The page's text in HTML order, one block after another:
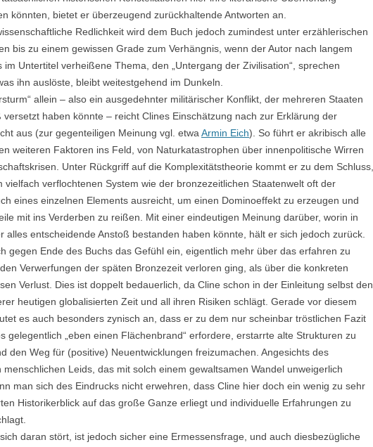
könnten, bietet er überzeugend zurückhaltende Antworten an.
Redlichkeit wird dem Buch jedoch zumindest unter erzählerischen
bis zu einem gewissen Grade zum Verhängnis, wenn der Autor nach langem
im Untertitel verheißene Thema, den „Untergang der Zivilisation“, sprechen
ihn auslöste, bleibt weitestgehend im Dunkeln.
allein – also ein ausgedehnter militärischer Konflikt, der mehreren Staaten
versetzt haben könnte – reicht Clines Einschätzung nach zur Erklärung der
aus (zur gegenteiligen Meinung vgl. etwa Armin Eich). So führt er akribisch alle
weiteren Faktoren ins Feld, von Naturkatastrophen über innenpolitische Wirren
Unter Rückgriff auf die Komplexitätstheorie kommt er zu dem Schluss,
vielfach verflochtenen System wie der bronzezeitlichen Staatenwelt oft der
eines einzelnen Elements ausreicht, um einen Dominoeffekt zu erzeugen und
mit ins Verderben zu reißen. Mit einer eindeutigen Meinung darüber, worin in
alles entscheidende Anstoß bestanden haben könnte, hält er sich jedoch zurück.
gegen Ende des Buchs das Gefühl ein, eigentlich mehr über das erfahren zu
Verwerfungen der späten Bronzezeit verloren ging, als über die konkreten
Verlust. Dies ist doppelt bedauerlich, da Cline schon in der Einleitung selbst den
heutigen globalisierten Zeit und all ihren Risiken schlägt. Gerade vor diesem
es auch besonders zynisch an, dass er zu dem nur scheinbar tröstlichen Fazit
gelegentlich „eben einen Flächenbrand“ erfordere, erstarrte alte Strukturen zu
den Weg für (positive) Neuentwicklungen freizumachen. Angesichts des
menschlichen Leids, das mit solch einem gewaltsamen Wandel unweigerlich
man sich des Eindrucks nicht erwehren, dass Cline hier doch ein wenig zu sehr
Historikerblick auf das große Ganze erliegt und individuelle Erfahrungen zu
daran stört, ist jedoch sicher eine Ermessensfrage, und auch diesbezügliche